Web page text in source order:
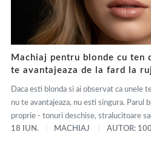
Machiaj pentru blonde cu ten
te avantajeaza de la fard la ruj
Daca esti blonda si ai observat ca unele
nu te avantajeaza, nu esti singura. Parul
proprie - tonuri deschise, stralucitoare
18 IUN.
MACHIAJ AUTOR: